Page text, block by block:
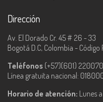
Dirección
Av. El Dorado Cr. 45 # 26 - 33
Bogotá D.C, Colombia - Código
Teléfonos (+57)(601)
Línea gratuita nacional:
Horario de atención: Lunes